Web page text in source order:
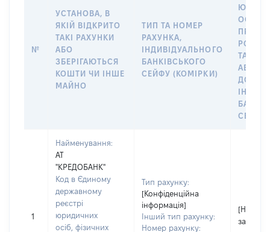
№
УСТАНОВА, В
ЯКІЙ ВІДКРИТО
ТАКІ РАХУНКИ
АБО
ЗБЕРІГАЮТЬСЯ
КОШТИ ЧИ ІНШЕ
МАЙНО
ТИП ТА НОМЕР
РАХУНКА,
ІНДИВІДУАЛЬНОГО
БАНКІВСЬКОГО
СЕЙФУ (КОМІРКИ)
ПРАВО
ТАКИМ
АБО
ДО
СЕЙФУ
1
Найменування:
АТ
"КРЕДОБАНК"
Код в Єдиному
державному
реєстрі
юридичних
осіб, фізичних
Тип рахунку:
[Конфіденційна
інформація]
Інший тип рахунку:
Номер рахунку:
[Не